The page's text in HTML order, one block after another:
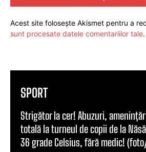
Acest site folosește Akismet pentru a
sunt procesate datele comentariilor tale.
SPORT
Strigător la cer! Abuzuri,
totală la turneul de copii de la
36 grade Celsius, fără medic!